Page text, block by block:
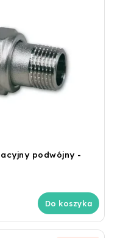
podwójny -
Do koszyka